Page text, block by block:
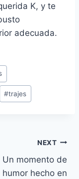
K, y te
adecuada.
#trajes
NEXT
Un momento de
humor hecho en